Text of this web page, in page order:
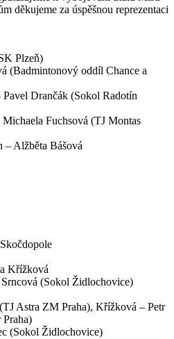
děkujeme za úspěšnou reprezentaci
Plzeň)
(Badmintonový oddíl Chance a
Drančák (Sokol Radotín
Fuchsová (TJ Montas
– Alžběta Bášová
Křížková
(Sokol Židlochovice)
Astra ZM Praha), Křížková – Petr
(Sokol Židlochovice)